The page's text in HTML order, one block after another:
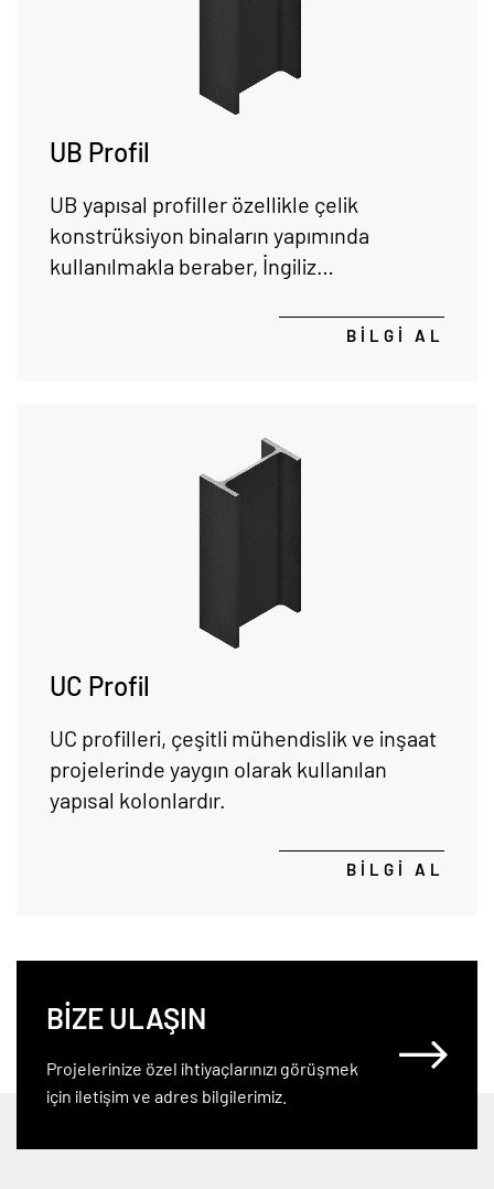
UB Profil
UB yapısal profiller özellikle çelik
konstrüksiyon binaların yapımında
kullanılmakla beraber, İngiliz
BİLGİ AL
UC Profil
UC profilleri, çeşitli mühendislik ve inşaat
projelerinde yaygın olarak kullanılan
yapısal kolonlardır.
BİLGİ AL
BİZE ULAŞIN
Projelerinize özel ihtiyaçlarınızı görüşmek
için iletişim ve adres bilgilerimiz.